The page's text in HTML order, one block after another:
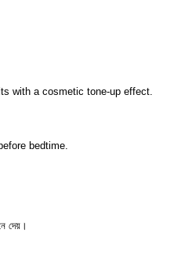
with a cosmetic tone-up effect.
bedtime.
দেয়।